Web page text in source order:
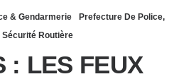
& Gendarmerie Prefecture De Police,
Sécurité Routière
: LES FEUX